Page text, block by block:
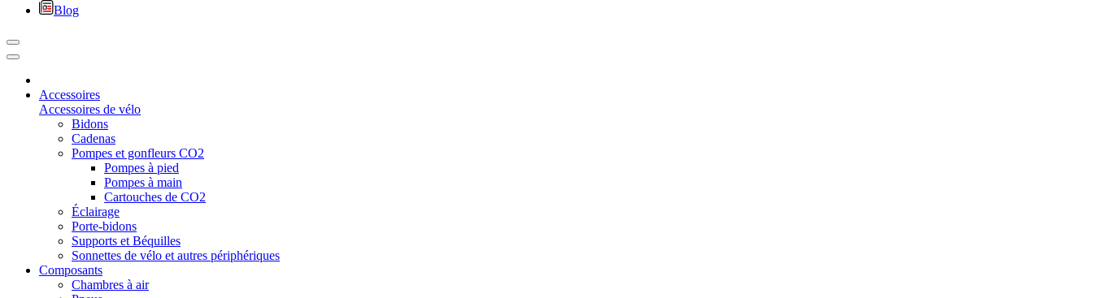
Blog
Accessoires
Accessoires de vélo
Bidons
Cadenas
Pompes et gonfleurs CO2
Pompes à pied
Pompes à main
Cartouches de CO2
Éclairage
Porte-bidons
Supports et Béquilles
Sonnettes de vélo et autres périphériques
Composants
Chambres à air